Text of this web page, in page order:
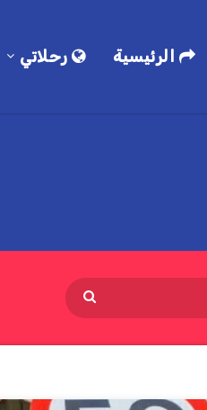
الرئيسية رحلاتي